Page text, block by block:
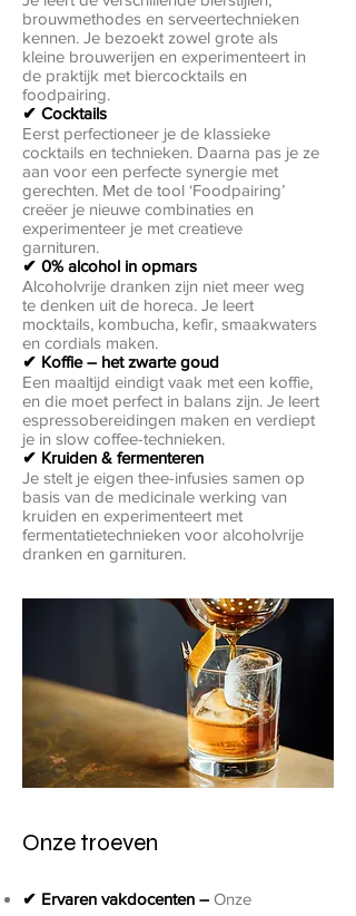
brouwmethodes en serveertechnieken
kennen. Je bezoekt zowel grote als
kleine brouwerijen en experimenteert in
de praktijk met biercocktails en
foodpairing.
✔ Cocktails
Eerst perfectioneer je de klassieke
cocktails en technieken. Daarna pas je ze
aan voor een perfecte synergie met
gerechten. Met de tool ‘Foodpairing’
creëer je nieuwe combinaties en
experimenteer je met creatieve
garnituren.
✔ 0% alcohol in opmars
Alcoholvrije dranken zijn niet meer weg
te denken uit de horeca. Je leert
mocktails, kombucha, kefir, smaakwaters
en cordials maken.
✔ Koffie – het zwarte goud
Een maaltijd eindigt vaak met een koffie,
en die moet perfect in balans zijn. Je leert
espressobereidingen maken en verdiept
je in slow coffee-technieken.
✔ Kruiden & fermenteren
Je stelt je eigen thee-infusies samen op
basis van de medicinale werking van
kruiden en experimenteert met
fermentatietechnieken voor alcoholvrije
dranken en garnituren.
Onze troeven
✔ Ervaren vakdocenten – Onze